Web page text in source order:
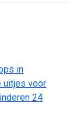
in
uitjes voor
24